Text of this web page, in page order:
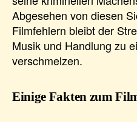
Abgesehen von diesen
Filmfehlern bleibt der
Musik und Handlung zu
verschmelzen.
Einige Fakten zum